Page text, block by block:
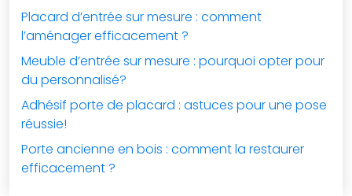
Placard d’entrée sur mesure : comment
l’aménager efficacement ?
Meuble d’entrée sur mesure : pourquoi opter pour
du personnalisé?
Adhésif porte de placard : astuces pour une pose
réussie!
Porte ancienne en bois : comment la restaurer
efficacement ?